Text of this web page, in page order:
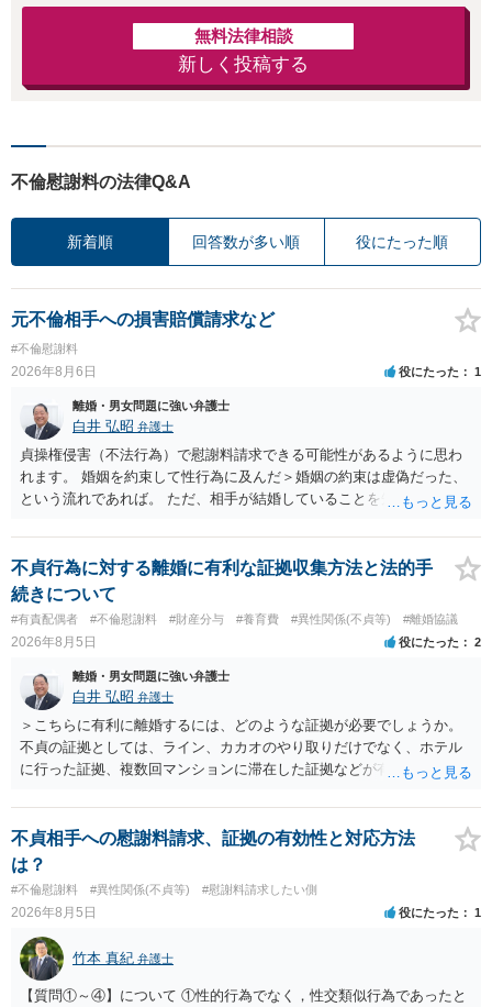
無料法律相談
新しく投稿する
不倫慰謝料の法律Q&A
新着順 回答数が多い順 役にたった順
元不倫相手への損害賠償請求など
#不倫慰謝料
2026年8月6日 役にたった 1
離婚・男女問題に強い弁護士
白井 弘昭 弁護士
貞操権侵害（不法行為）で慰謝料請求できる可能性があるように思わ
れます。 婚姻を約束して性行為に及んだ＞婚姻の約束は虚偽だった、
という流れであれば。 ただ、相手が結婚していることを知って行為に
性も認められそうですので、あまり慰謝料は高額にならないように思
われます。 一度、最寄りの弁護士に相談してみてください。
不貞行為に対する離婚に有利な証拠収集方法と法的手
続きについて
#有責配偶者 #不倫慰謝料 #財産分与 #養育費 #異性関係(不貞等) #離婚協議
2026年8月5日 役にたった 2
離婚・男女問題に強い弁護士
白井 弘昭 弁護士
＞こちらに有利に離婚するには、どのような証拠が必要でしょうか。
不貞の証拠としては、ライン、カカオのやり取りだけでなく、ホテル
に行った証拠、複数回マンションに滞在した証拠などが有効です。 不
婚する、慰謝料をとるなど）ことができると思われます。 ただし、不
貞発覚後、長期間同居を続けると、不貞を許したとの評価につながる
場合がありますので、ご注意ください。 以上、ご参考まで。
不貞相手への慰謝料請求、証拠の有効性と対応方法
は？
#不倫慰謝料 #異性関係(不貞等) #慰謝料請求したい側
2026年8月5日 役にたった 1
竹本 真紀 弁護士
【質問①～④】について ①性的行為でなく，性交類似行為であったと